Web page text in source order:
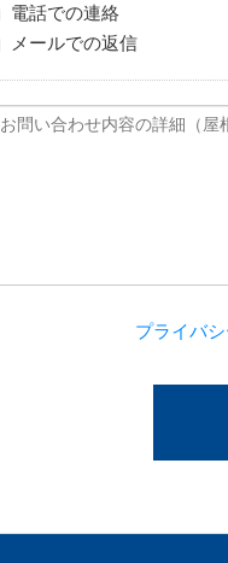
電話での連絡
メールでの返信
プライバ